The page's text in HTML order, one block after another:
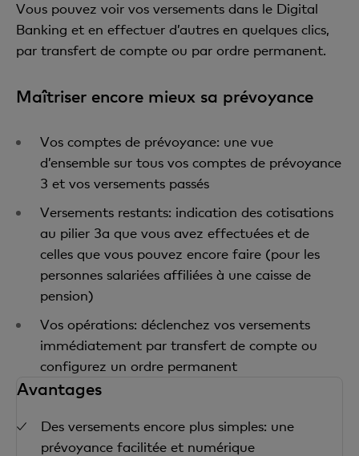
Vous pouvez voir vos versements dans le Digital
Banking et en effectuer d’autres en quelques clics,
par transfert de compte ou par ordre permanent.
Maîtriser encore mieux sa prévoyance
Vos comptes de prévoyance: une vue
d’ensemble sur tous vos comptes de prévoyance
3 et vos versements passés
Versements restants: indication des cotisations
au pilier 3a que vous avez effectuées et de
celles que vous pouvez encore faire (pour les
personnes salariées affiliées à une caisse de
pension)
Vos opérations: déclenchez vos versements
immédiatement par transfert de compte ou
configurez un ordre permanent
Avantages
Des versements encore plus simples: une
prévoyance facilitée et numérique